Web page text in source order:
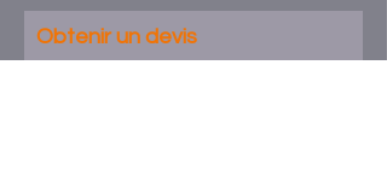
Obtenir un devis